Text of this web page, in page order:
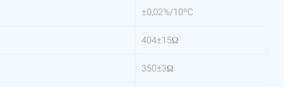
±0,02%/10ºС
404±15Ω
350±3Ω